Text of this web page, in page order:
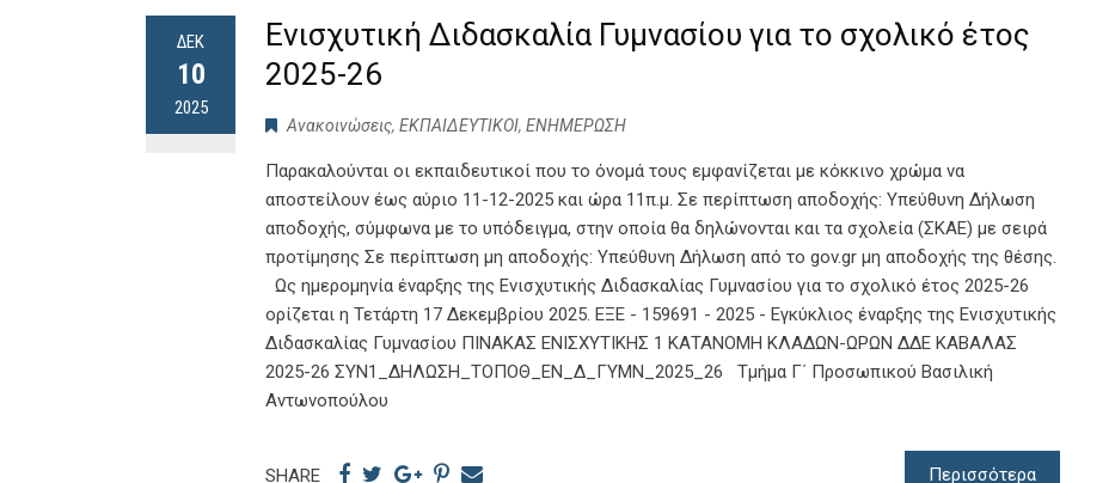
ΔΕΚ
10
2025
Ενισχυτική Διδασκαλία Γυμνασίου για το σχολικό έτος
2025-26
Ανακοινώσεις, ΕΚΠΑΙΔΕΥΤΙΚΟΙ, ΕΝΗΜΕΡΩΣΗ
Παρακαλούνται οι εκπαιδευτικοί που το όνομά τους εμφανίζεται με κόκκινο χρώμα να
αποστείλουν έως αύριο 11-12-2025 και ώρα 11π.μ. Σε περίπτωση αποδοχής: Υπεύθυνη Δήλωση
αποδοχής, σύμφωνα με το υπόδειγμα, στην οποία θα δηλώνονται και τα σχολεία (ΣΚΑΕ) με σειρά
προτίμησης Σε περίπτωση μη αποδοχής: Υπεύθυνη Δήλωση από το gov.gr μη αποδοχής της θέσης.
Ως ημερομηνία έναρξης της Ενισχυτικής Διδασκαλίας Γυμνασίου για το σχολικό έτος 2025-26
ορίζεται η Τετάρτη 17 Δεκεμβρίου 2025. ΕΞΕ - 159691 - 2025 - Εγκύκλιος έναρξης της Ενισχυτικής
Διδασκαλίας Γυμνασίου ΠΙΝΑΚΑΣ ΕΝΙΣΧΥΤΙΚΗΣ 1 ΚΑΤΑΝΟΜΗ ΚΛΑΔΩΝ-ΩΡΩΝ ΔΔΕ ΚΑΒΑΛΑΣ
2025-26 ΣΥΝ1_ΔΗΛΩΣΗ_ΤΟΠΟΘ_ΕΝ_Δ_ΓΥΜΝ_2025_26 Τμήμα Γ΄ Προσωπικού Βασιλική
Αντωνοπούλου
Περισσότερα
SHARE